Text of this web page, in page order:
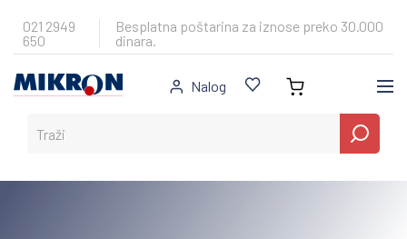
content
021 2949
650
Besplatna poštarina za iznose preko 30.000
dinara.
Nalog